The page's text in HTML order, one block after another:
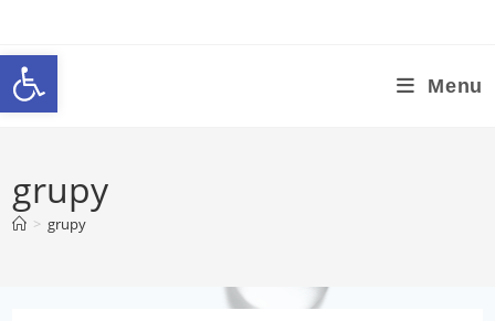
Otwórz pasek narzędzi Menu
grupy
> grupy